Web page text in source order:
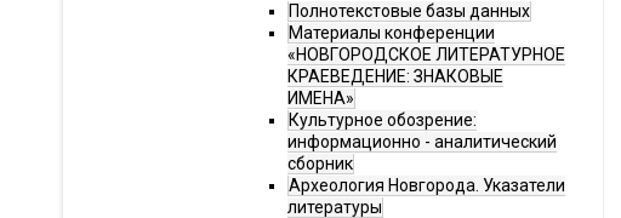
Полнотекстовые базы данных
Материалы конференции
«НОВГОРОДСКОЕ ЛИТЕРАТУРНОЕ
КРАЕВЕДЕНИЕ: ЗНАКОВЫЕ
ИМЕНА»
Культурное обозрение:
информационно - аналитический
сборник
Археология Новгорода. Указатели
литературы